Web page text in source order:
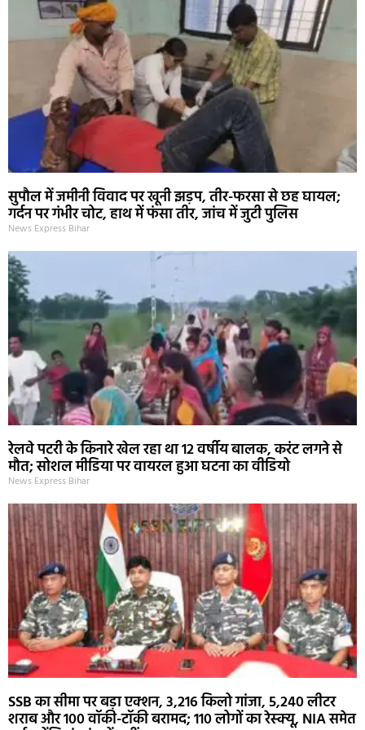
सुपौल में जमीनी विवाद पर खूनी झड़प, तीर-फरसा से छह घायल;
गर्दन पर गंभीर चोट, हाथ में फंसा तीर, जांच में जुटी पुलिस
News Express Bihar
रेलवे पटरी के किनारे खेल रहा था 12 वर्षीय बालक, करंट लगने से
मौत; सोशल मीडिया पर वायरल हुआ घटना का वीडियो
News Express Bihar
SSB का सीमा पर बड़ा एक्शन, 3,216 किलो गांजा, 5,240 लीटर
शराब और 100 वॉकी-टॉकी बरामद; 110 लोगों का रेस्क्यू, NIA समेत